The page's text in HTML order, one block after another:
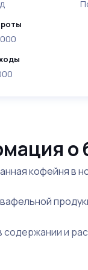
о
кофейня в
содержании и